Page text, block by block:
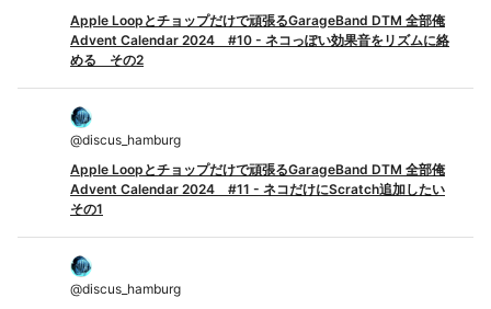
Apple Loopとチョップだけで頑張るGarageBand DTM 全部俺
Advent Calendar 2024 #10 - ネコっぽい効果音をリズムに絡
める その2
@discus_hamburg
Apple Loopとチョップだけで頑張るGarageBand DTM 全部俺
Advent Calendar 2024 #11 - ネコだけにScratch追加したい
その1
@discus_hamburg